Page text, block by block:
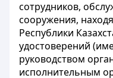
сотрудников,
сооружения,
Республики
удостоверений
руководством
исполнительным